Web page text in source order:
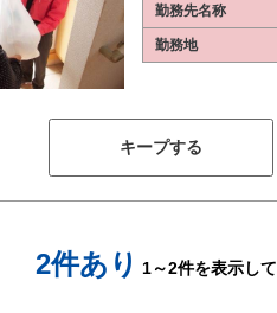
勤務先名称
勤務地
キープする
2件あり 1～2件を表示し